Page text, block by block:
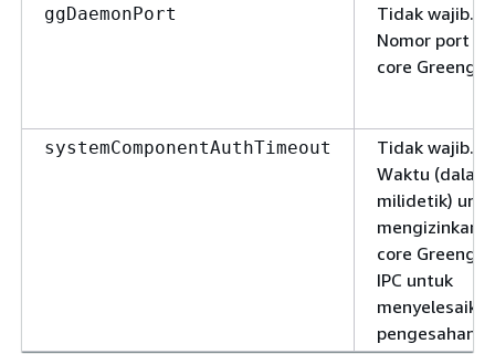
ggDaemonPort
Tidak wajib.
Nomor port
core
systemComponentAuthTimeout
Tidak wajib.
Waktu (dalam
milidetik)
mengizinkan
core
IPC untuk
pengesahan.